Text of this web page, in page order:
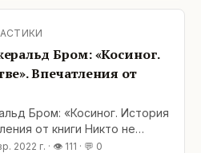
«Эль-Рей» Новый
деревня Саттон в
пуританская
Бром: «Косиног.
Впечатления от
Бром: «Косиног. История
от книги Никто не
Дверь открывать не
2022 г. · 👁 111 · 💬 0